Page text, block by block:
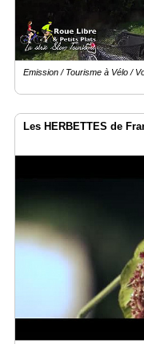
Emission / Tourisme à Vélo /
Les HERBETTES de